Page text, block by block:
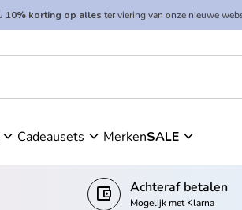
10% korting op alles ter viering van onze nieuwe
expand_more Cadeausets expand_more MerkenSALE expand_more
account_balance_wallet Achteraf betalen
Mogelijk met Klarna